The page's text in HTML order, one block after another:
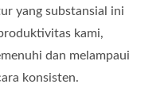
yang substansial ini
kami,
dan melampaui
konsisten.